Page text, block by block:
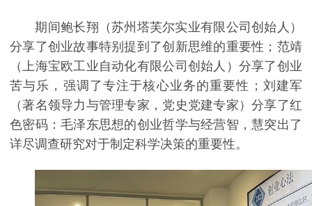
期间鲍长翔（苏州塔芙尔实业有限公司创始人）
分享了创业故事特别提到了创新思维的重要性；范靖
（上海宝欧工业自动化有限公司创始人）分享了创业
苦与乐，强调了专注于核心业务的重要性；刘建军
（著名领导力与管理专家，党史党建专家）分享了红
色密码：毛泽东思想的创业哲学与经营智，慧突出了
详尽调查研究对于制定科学决策的重要性。